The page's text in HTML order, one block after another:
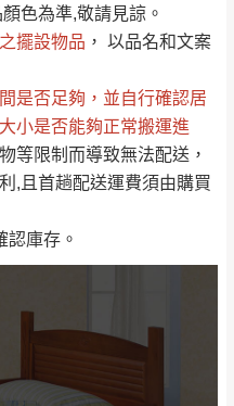
色為準,敬請見諒。
擺設物品 ， 以品名和文案
是否足夠 ，並自行確認居
小是否能夠正常搬運進
等限制而導致無法配送，
,且首趟配送運費須由購買
認庫存。
復興鄉
峨眉鄉、五峰鄉、
橫山、北埔鄉、尖
石鄉、寶山鄉山
區、新埔山區、芎
雙溪、貢寮、烏
原設計或客製，敬請
日)，我們客服會與您
確認訂單。
@dershin）
，若未詢問下單後無
或E-Mail與您聯絡
ID →
暫不開放，如因特殊